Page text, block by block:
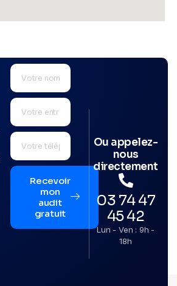
Recevoir
mon
audit
gratuit
Ou appelez-
nous
directement
03 74 47
45 42
Lun - Ven : 9h -
18h